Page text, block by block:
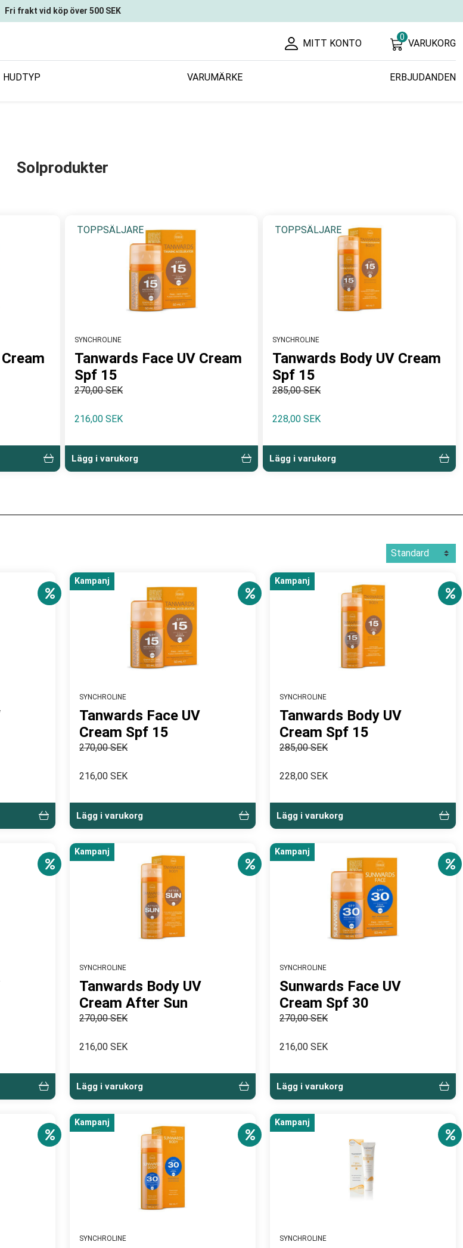
Fri frakt vid köp över 500 SEK
MITT KONTO
0
VARUKORG
HUDTYP VARUMÄRKE ERBJUDANDEN
Solprodukter
TOPPSÄLJARE
SYNCHROLINE
Tanwards Face UV Cream
Spf 15
270,00 SEK
216,00 SEK
Lägg i varukorg
TOPPSÄLJARE
SYNCHROLINE
Tanwards Body UV Cream
Spf 15
285,00 SEK
228,00 SEK
Lägg i varukorg
Kampanj
SYNCHROLINE
Tanwards Face UV
Cream Spf 15
270,00 SEK
216,00 SEK
Lägg i varukorg
Kampanj
SYNCHROLINE
Tanwards Body UV
Cream Spf 15
285,00 SEK
228,00 SEK
Lägg i varukorg
Kampanj
SYNCHROLINE
Tanwards Body UV
Cream After Sun
270,00 SEK
216,00 SEK
Lägg i varukorg
Kampanj
SYNCHROLINE
Sunwards Face UV
Cream Spf 30
270,00 SEK
216,00 SEK
Lägg i varukorg
Kampanj
SYNCHROLINE
Kampanj
SYNCHROLINE